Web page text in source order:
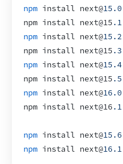
npm install next@15.0
npm install next@15 .1
npm install next@15.2
npm install next@15 .3
npm install next@15.4
npm install next@15 .5
npm install next@16.0
npm install next@16.1
npm install next@15.6
npm install next@16.1